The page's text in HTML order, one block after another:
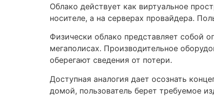
Облако действует как виртуальное
носителе, а на серверах провайдера.
Физически облако представляет собой
мегаполисах. Производительное
оберегают сведения от потери.
Доступная аналогия дает осознать
домой, пользователь берет требуемое